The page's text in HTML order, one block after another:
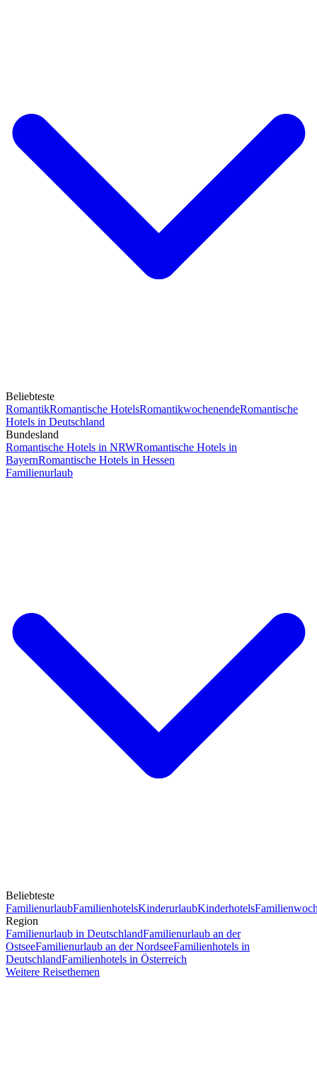
Beliebteste
RomantikRomantische HotelsRomantikwochenendeRomantische
Hotels in Deutschland
Bundesland
Romantische Hotels in NRWRomantische Hotels in
BayernRomantische Hotels in Hessen
Familienurlaub
Beliebteste
FamilienurlaubFamilienhotelsKinderurlaubKinderhotels
Region
Familienurlaub in DeutschlandFamilienurlaub an der
OstseeFamilienurlaub an der NordseeFamilienhotels in
DeutschlandFamilienhotels in Österreich
Weitere Reisethemen